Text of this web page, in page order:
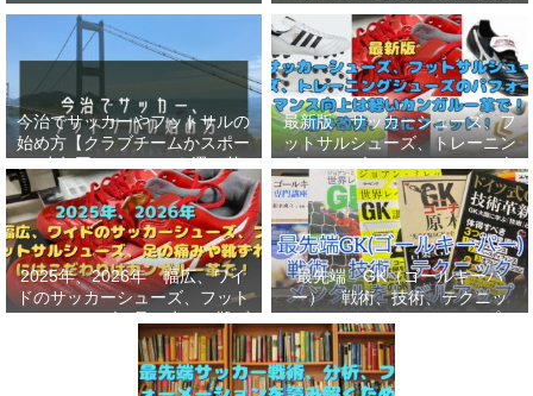
今治でサッカーやフットサルの
始め方【クラブチームかスポー
ツ少年団かスクールを選ぶ基
準】小学生、幼児（年長・年
中）、サッカー
最新版 サッカーシューズ、フ
ットサルシューズ、トレーニン
グシューズのパフォーマンス向
上は軽いカンガルー革で！痛み
改善、足にフィット！
2025年、2026年 幅広、ワイ
ドのサッカーシューズ、フット
サルシューズ、足の痛みや靴ず
れにはこだわりはカンガルー革
で！
最先端 GK（ゴールキーパ
ー） 戦術、技術、テクニッ
ク、メンタルをレベルアップし
世界基準へ 練習メニューなど
選手、指導者おすすめ本 11
選